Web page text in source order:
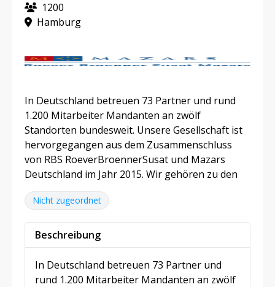
1200
Hamburg
In Deutschland betreuen 73 Partner und rund
1.200 Mitarbeiter Mandanten an zwölf
Standorten bundesweit. Unsere Gesellschaft ist
hervorgegangen aus dem Zusammenschluss
von RBS RoeverBroennerSusat und Mazars
Deutschland im Jahr 2015. Wir gehören zu den
Nicht zugeordnet
Beschreibung
In Deutschland betreuen 73 Partner und
rund 1.200 Mitarbeiter Mandanten an zwölf